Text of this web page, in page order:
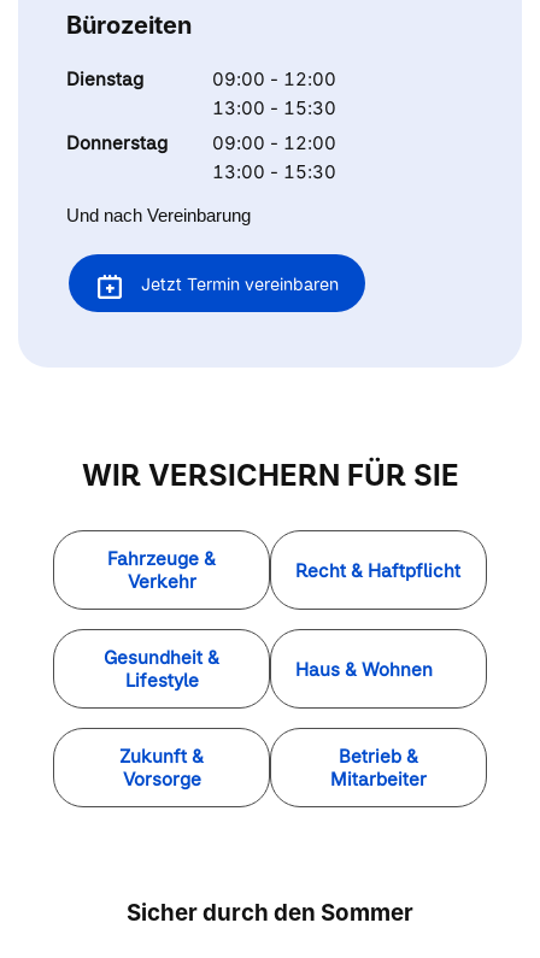
Bürozeiten
Dienstag
09:00 - 12:00
13:00 - 15:30
Donnerstag
09:00 - 12:00
13:00 - 15:30
Und nach Vereinbarung
Jetzt Termin vereinbaren
WIR VERSICHERN FÜR SIE
Fahrzeuge &
Verkehr
Recht & Haftpflicht
Gesundheit &
Lifestyle
Haus & Wohnen
Zukunft &
Vorsorge
Betrieb &
Mitarbeiter
Sicher durch den Sommer